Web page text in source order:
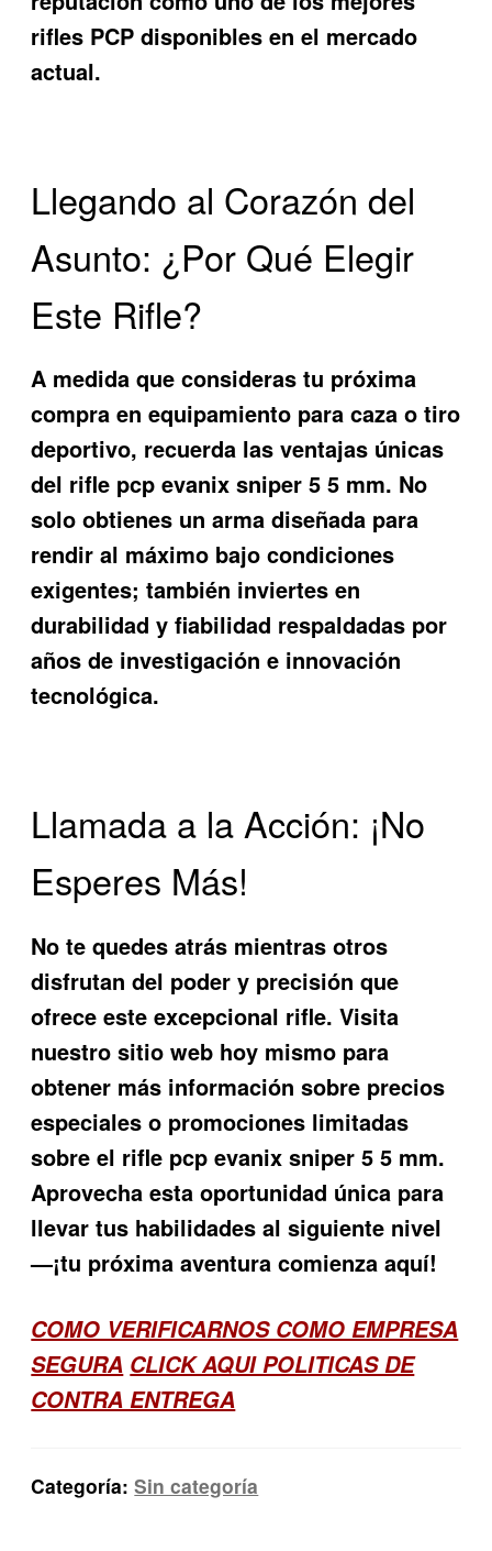
rifles PCP disponibles en el mercado
actual.
Llegando al Corazón del
Asunto: ¿Por Qué Elegir
Este Rifle?
A medida que consideras tu próxima
compra en equipamiento para caza o tiro
deportivo, recuerda las ventajas únicas
del rifle pcp evanix sniper 5 5 mm. No
solo obtienes un arma diseñada para
rendir al máximo bajo condiciones
exigentes; también inviertes en
durabilidad y fiabilidad respaldadas por
años de investigación e innovación
tecnológica.
Llamada a la Acción: ¡No
Esperes Más!
No te quedes atrás mientras otros
disfrutan del poder y precisión que
ofrece este excepcional rifle. Visita
nuestro sitio web hoy mismo para
obtener más información sobre precios
especiales o promociones limitadas
sobre el rifle pcp evanix sniper 5 5 mm.
Aprovecha esta oportunidad única para
llevar tus habilidades al siguiente nivel
—¡tu próxima aventura comienza aquí!
COMO VERIFICARNOS COMO EMPRESA
SEGURA CLICK AQUI POLITICAS DE
CONTRA ENTREGA
Categoría:Sin categoría